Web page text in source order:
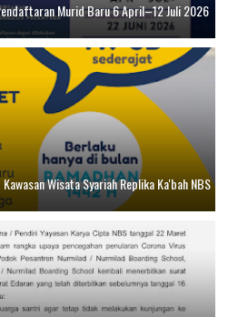
Murid Baru 6 April–12 Juli 2026
Wisata Syariah Replika Ka'bah NBS